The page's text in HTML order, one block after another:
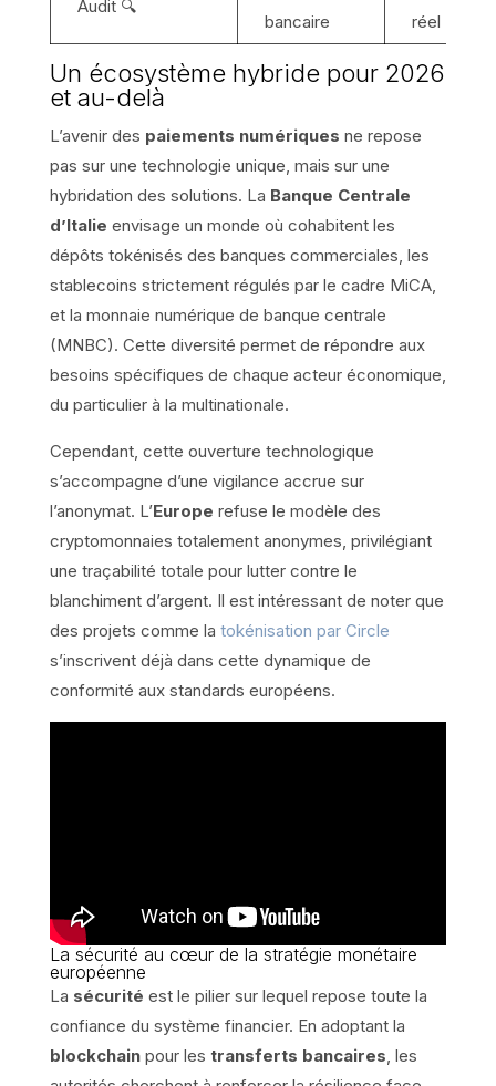
Audit 🔍
bancaire
réel
Un écosystème hybride pour 2026
et au-delà
L’avenir des paiements numériques ne repose
pas sur une technologie unique, mais sur une
hybridation des solutions. La Banque Centrale
d’Italie envisage un monde où cohabitent les
dépôts tokénisés des banques commerciales, les
stablecoins strictement régulés par le cadre MiCA,
et la monnaie numérique de banque centrale
(MNBC). Cette diversité permet de répondre aux
besoins spécifiques de chaque acteur économique,
du particulier à la multinationale.
Cependant, cette ouverture technologique
s’accompagne d’une vigilance accrue sur
l’anonymat. L’Europe refuse le modèle des
cryptomonnaies totalement anonymes, privilégiant
une traçabilité totale pour lutter contre le
blanchiment d’argent. Il est intéressant de noter que
des projets comme la tokénisation par Circle
s’inscrivent déjà dans cette dynamique de
conformité aux standards européens.
La sécurité au cœur de la stratégie monétaire
européenne
La sécurité est le pilier sur lequel repose toute la
confiance du système financier. En adoptant la
blockchainpour les transferts bancaires, les